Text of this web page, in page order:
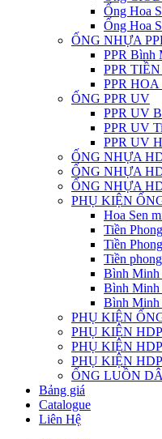
Ống Hoa
Ống Hoa
ỐNG NHỰA
PPR Bình
PPR
PPR HOA
ỐNG PPR UV
PPR UV
PPR UV
PPR UV
ỐNG NHỰA
ỐNG NHỰA
ỐNG NHỰA
PHỤ KIỆN
Hoa Sen
Tiền
Tiền
Tiền
Bình Minh
Bình Minh
Bình Minh
PHỤ KIỆN
PHỤ KIỆN
PHỤ KIỆN
PHỤ KIỆN
ỐNG LUỒN
Bảng giá
Catalogue
Liên Hệ